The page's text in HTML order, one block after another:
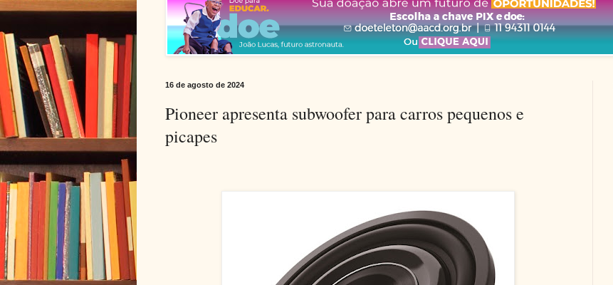
16 de agosto de 2024
Pioneer apresenta subwoofer para carros pequenos e
picapes